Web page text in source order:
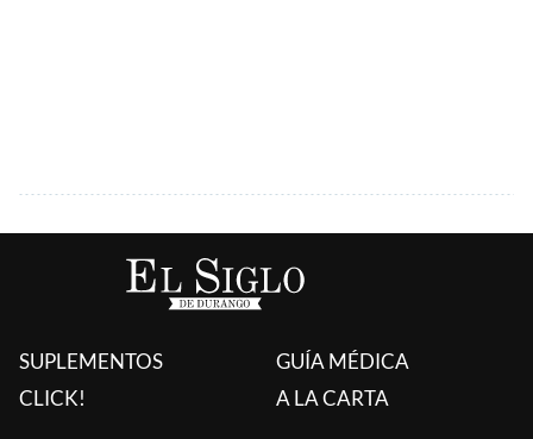
SUPLEMENTOS
CLICK!
GUÍA MÉDICA
A LA CARTA